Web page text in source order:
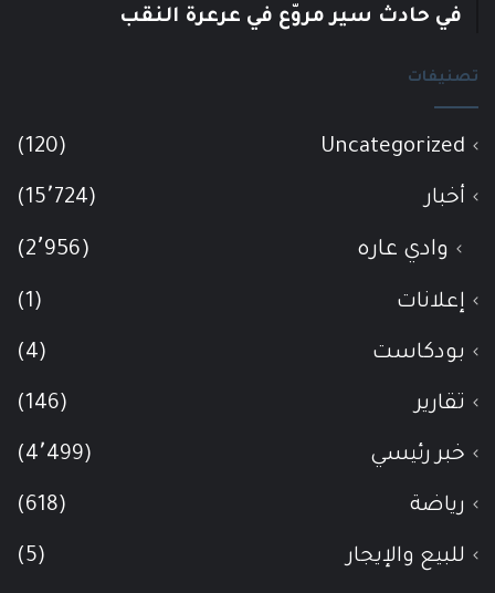
في حادث سير مروّع في عرعرة النقب
تصنيفات
Uncategorized
(120)
أخبار (15٬724)
وادي عاره (2٬956)
إعلانات (1)
بودكاست (4)
تقارير (146)
خبر رئيسي (4٬499)
رياضة (618)
للبيع والإيجار (5)